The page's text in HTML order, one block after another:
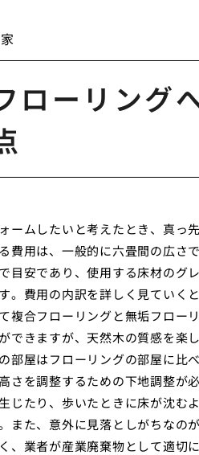
家
ローリング
ームしたいと考えたとき、真っ
費用は、一般的に六畳間の広さ
目安であり、使用する床材のグ
。費用の内訳を詳しく見ていく
複合フローリングと無垢フロー
できますが、天然木の質感を楽
部屋はフローリングの部屋に比
さを調整するための下地調整が
じたり、歩いたときに床が沈む
また、意外に見落としがちなの
、業者が産業廃棄物として適切